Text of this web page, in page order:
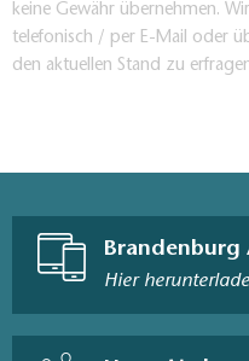
keine Gewähr übernehmen.
telefonisch / per E-Mail oder
den aktuellen Stand zu
Brandenburg
Hier